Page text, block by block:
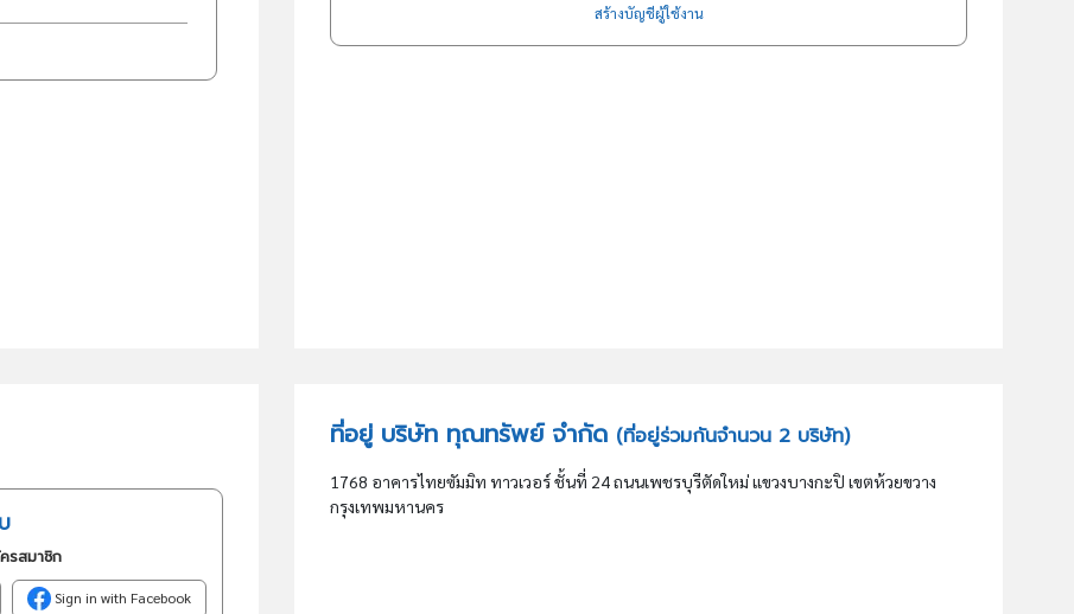
สร้างบัญชีผู้ใช้งาน
รสมาชิก
Sign in with Facebook
ที่อยู่ บริษัท ทุณทรัพย์ จำกัด (ที่อยู่ร่วมกันจำนวน 2 บริษัท)
1768 อาคารไทยซัมมิท ทาวเวอร์ ชั้นที่ 24 ถนนเพชรบุรีตัดใหม่ แขวงบางกะปิ เขตห้วยขวาง
กรุงเทพมหานคร